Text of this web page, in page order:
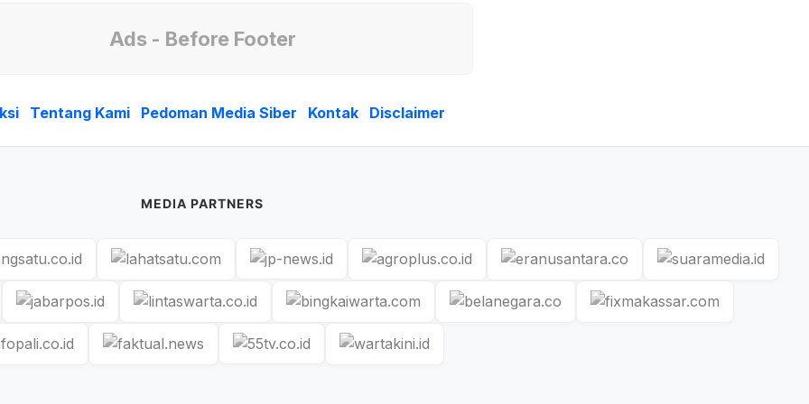
Ads - Before Footer
Tentang Kami Pedoman Media Siber Kontak Disclaimer
MEDIA PARTNERS